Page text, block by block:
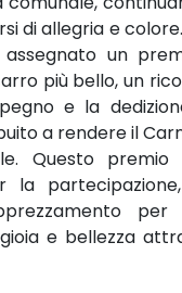
di allegria e
assegnato un
più bello, un
e la
a rendere il
Questo
la
e bellezza